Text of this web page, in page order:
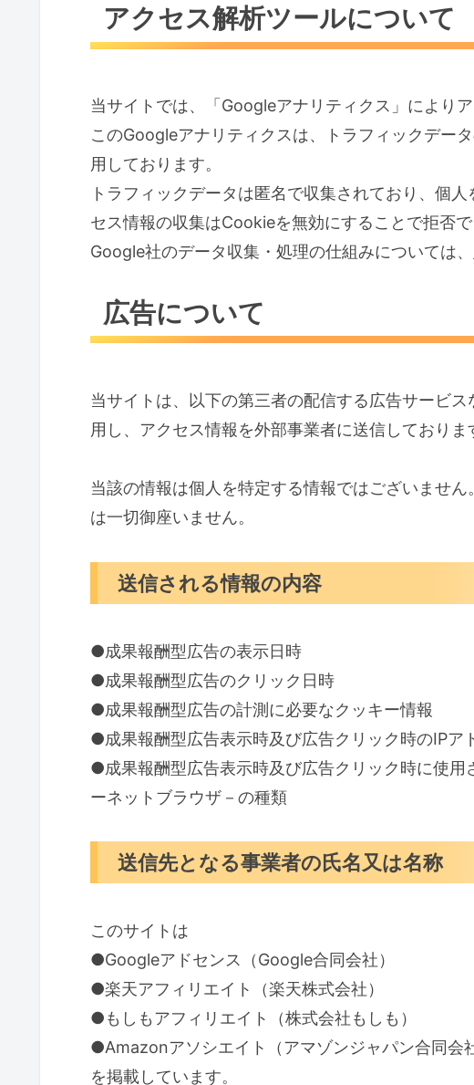
アクセス解析ツールについて
当サイトでは、「Googleアナリティクス」により
このGoogleアナリティクスは、トラフィックデー
用しております。
トラフィックデータは匿名で収集されており、個
セス情報の収集はCookieを無効にすることで拒否で
Google社のデータ収集・処理の仕組みについては、
広告について
当サイトは、以下の第三者の配信する広告サービ
用し、アクセス情報を外部事業者に送信しており
当該の情報は個人を特定する情報ではございませ
は一切御座いません。
送信される情報の内容
●成果報酬型広告の表示日時
●成果報酬型広告のクリック日時
●成果報酬型広告の計測に必要なクッキー情報
●成果報酬型広告表示時及び広告クリック時のIPア
●成果報酬型広告表示時及び広告クリック時に使用
ーネットブラウザ－の種類
送信先となる事業者の氏名又は名称
このサイトは
●Googleアドセンス（Google合同会社）
●楽天アフィリエイト（楽天株式会社）
●もしもアフィリエイト（株式会社もしも）
●Amazonアソシエイト（アマゾンジャパン合同会
を掲載しています。